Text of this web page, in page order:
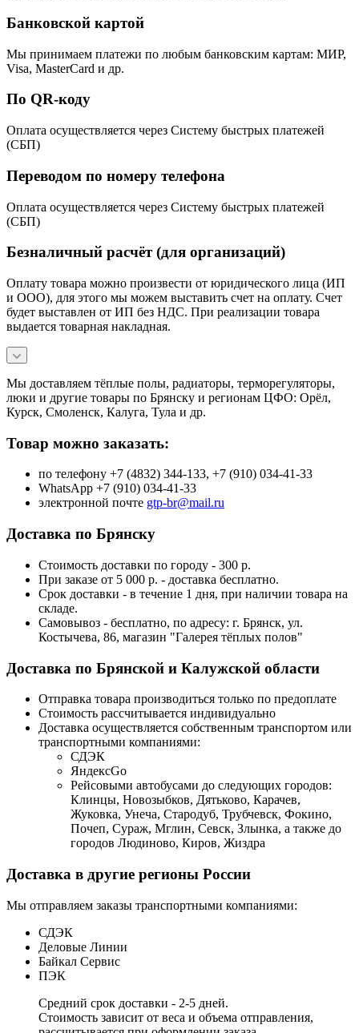
Банковской картой
Мы принимаем платежи по любым банковским картам: МИР,
Visa, MasterCard и др.
По QR-коду
Оплата осуществляется через Систему быстрых платежей
(СБП)
Переводом по номеру телефона
Оплата осуществляется через Систему быстрых платежей
(СБП)
Безналичный расчёт (для организаций)
Оплату товара можно произвести от юридического лица (ИП
и ООО), для этого мы можем выставить счет на оплату. Счет
будет выставлен от ИП без НДС. При реализации товара
выдается товарная накладная.
Мы доставляем тёплые полы, радиаторы, терморегуляторы,
люки и другие товары по Брянску и регионам ЦФО: Орёл,
Курск, Смоленск, Калуга, Тула и др.
Товар можно заказать:
по телефону +7 (4832) 344-133, +7 (910) 034-41-33
WhatsApp +7 (910) 034-41-33
электронной почте gtp-br@mail.ru
Доставка по Брянску
Стоимость доставки по городу - 300 р.
При заказе от 5 000 р. - доставка бесплатно.
Срок доставки - в течение 1 дня, при наличии товара на
складе.
Самовывоз - бесплатно, по адресу: г. Брянск, ул.
Костычева, 86, магазин "Галерея тёплых полов"
Доставка по Брянской и Калужской области
Отправка товара производиться только по предоплате
Стоимость рассчитывается индивидуально
Доставка осуществляется собственным транспортом или
транспортными компаниями:
СДЭК
ЯндексGo
Рейсовыми автобусами до следующих городов:
Клинцы, Новозыбков, Дятьково, Карачев,
Жуковка, Унеча, Стародуб, Трубчевск, Фокино,
Почеп, Сураж, Мглин, Севск, Злынка, а также до
городов Людиново, Киров, Жиздра
Доставка в другие регионы России
Мы отправляем заказы транспортными компаниями:
СДЭК
Деловые Линии
Байкал Сервис
ПЭК
Средний срок доставки - 2-5 дней.
Стоимость зависит от веса и объема отправления,